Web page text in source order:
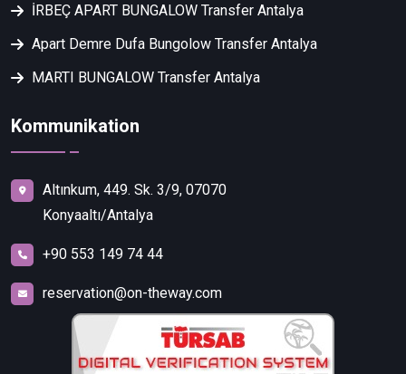
İRBEÇ APART BUNGALOW Transfer Antalya
Apart Demre Dufa Bungolow Transfer Antalya
MARTI BUNGALOW Transfer Antalya
Kommunikation
Altınkum, 449. Sk. 3/9, 07070
Konyaaltı/Antalya
+90 553 149 74 44
reservation@on-theway.com